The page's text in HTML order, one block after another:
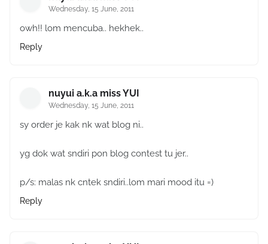
Wednesday, 15 June, 2011
owh!! lom mencuba.. hekhek..
Reply
nuyui a.k.a miss YUI
Wednesday, 15 June, 2011
sy order je kak nk wat blog ni..
yg dok wat sndiri pon blog contest tu jer..
p/s: malas nk cntek sndiri..lom mari mood itu =)
Reply